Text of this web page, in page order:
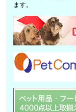
ます。